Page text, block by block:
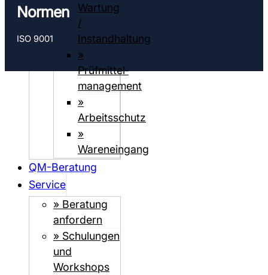
Wartung
/
Instandhaltung
»
Prüfmittel­­
management
»
Arbeitsschutz
»
Wareneingang
QM-Beratung
Service
» Beratung
anfordern
» Schulungen
und
Workshops
Normen
ISO 9001